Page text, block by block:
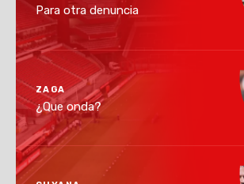
Para otra denuncia
ZAGA
¿Que onda?